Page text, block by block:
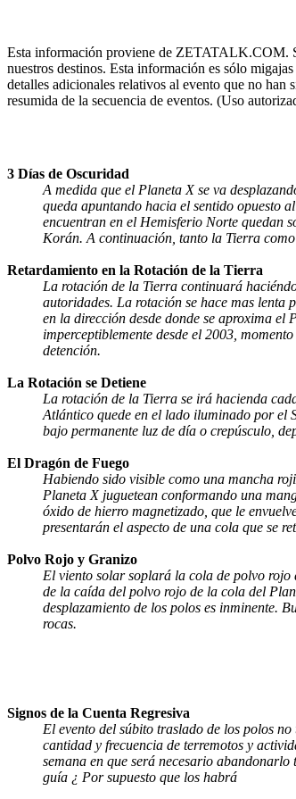
Esta información proviene de ZETATALK.COM.
nuestros destinos. Esta información es sólo
detalles adicionales relativos al evento que no
resumida de la secuencia de eventos. (Uso
3 Días de Oscuridad
A medida que el Planeta X se va
queda apuntando hacia el sentido opuesto
encuentran en el Hemisferio Norte quedan
Korán. A continuación, tanto la Tierra
Retardamiento en la Rotación de la Tierra
La rotación de la Tierra continuará
autoridades. La rotación se hace mas lenta
en la dirección desde donde se aproxima el
imperceptiblemente desde el 2003,
detención.
La Rotación se Detiene
La rotación de la Tierra se irá hacienda
Atlántico quede en el lado iluminado por el
bajo permanente luz de día o crepúsculo,
El Dragón de Fuego
Habiendo sido visible como una mancha
Planeta X juguetean conformando una
óxido de hierro magnetizado, que le
presentarán el aspecto de una cola que se
Polvo Rojo y Granizo
El viento solar soplará la cola de polvo rojo
de la caída del polvo rojo de la cola del
desplazamiento de los polos es inminente.
rocas.
Signos de la Cuenta Regresiva
El evento del súbito traslado de los polos
cantidad y frecuencia de terremotos y
semana en que será necesario
guía ¿ Por supuesto que los habrá